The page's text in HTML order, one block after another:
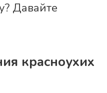
Давайте
красноухих